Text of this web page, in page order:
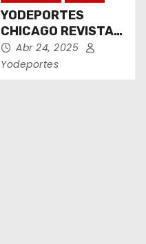
YODEPORTES
CHICAGO REVISTA
IMPRESA ABRIL
2025
Abr 24, 2025
Yodeportes